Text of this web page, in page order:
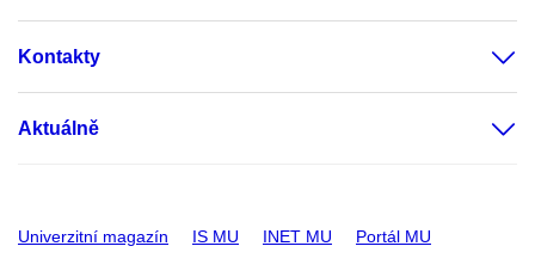
Kontakty
Aktuálně
Univerzitní magazín IS MU INET MU Portál MU